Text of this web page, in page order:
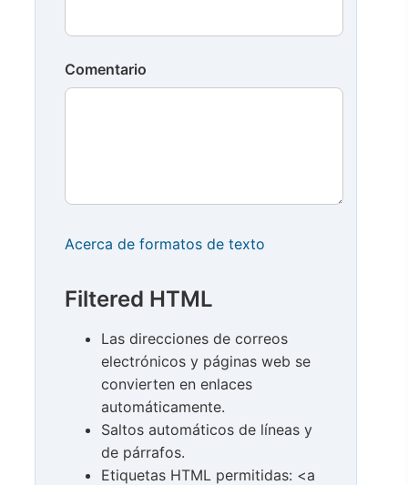
Comentario
Acerca de formatos de texto
Filtered HTML
Las direcciones de correos
electrónicos y páginas web se
convierten en enlaces
automáticamente.
Saltos automáticos de líneas y
de párrafos.
Etiquetas HTML permitidas: <a